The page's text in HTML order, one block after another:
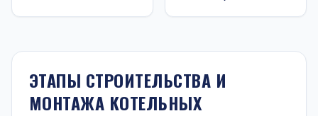
ЭТАПЫ СТРОИТЕЛЬСТВА И
МОНТАЖА КОТЕЛЬНЫХ